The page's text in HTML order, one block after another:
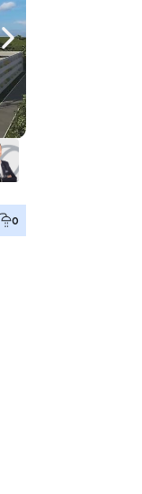
Nach rechts navigieren
0